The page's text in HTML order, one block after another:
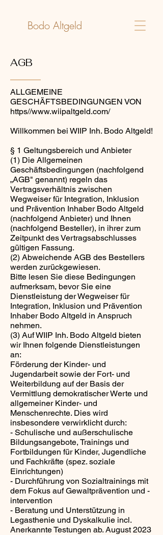
Bodo Altgeld
AGB
ALLGEMEINE
GESCHÄFTSBEDINGUNGEN VON
https//www.wiipaltgeld.com/
Willkommen bei WIIP Inh. Bodo Altgeld!
§ 1 Geltungsbereich und Anbieter
(1) Die Allgemeinen
Geschäftsbedingungen (nachfolgend
„AGB" genannt) regeln das
Vertragsverhältnis zwischen
Wegweiser für Integration, Inklusion
und Prävention Inhaber Bodo Altgeld
(nachfolgend Anbieter) und Ihnen
(nachfolgend Besteller), in ihrer zum
Zeitpunkt des Vertragsabschlusses
gültigen Fassung.
(2) Abweichende AGB des Bestellers
werden zurückgewiesen.
Bitte lesen Sie diese Bedingungen
aufmerksam, bevor Sie eine
Dienstleistung der Wegweiser für
Integration, Inklusion und Prävention
Inhaber Bodo Altgeld in Anspruch
nehmen.
(3) Auf WIIP Inh. Bodo Altgeld bieten
wir Ihnen folgende Dienstleistungen
an:
Förderung der Kinder- und
Jugendarbeit sowie der Fort- und
Weiterbildung auf der Basis der
Vermittlung demokratischer Werte und
allgemeiner Kinder- und
Menschenrechte. Dies wird
insbesondere verwirklicht durch:
- Schulische und außerschulische
Bildungsangebote, Trainings und
Fortbildungen für Kinder, Jugendliche
und Fachkräfte (spez. soziale
Einrichtungen)
- Durchführung von Sozialtrainings mit
dem Fokus auf Gewaltprävention und -
intervention
- Beratung und Unterstützung in
Legasthenie und Dyskalkulie incl.
Anerkannte Testungen ab. August 2023